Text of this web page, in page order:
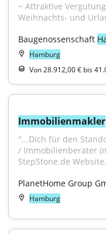
~ Attraktive
Weihnachts- und
Baugenossenschaft
Hamburg
Von 28.912,00 € bis
Immobilienmakler
"...Dich für den
/ Immobilienberater
StepStone.de
PlanetHome Group
Hamburg